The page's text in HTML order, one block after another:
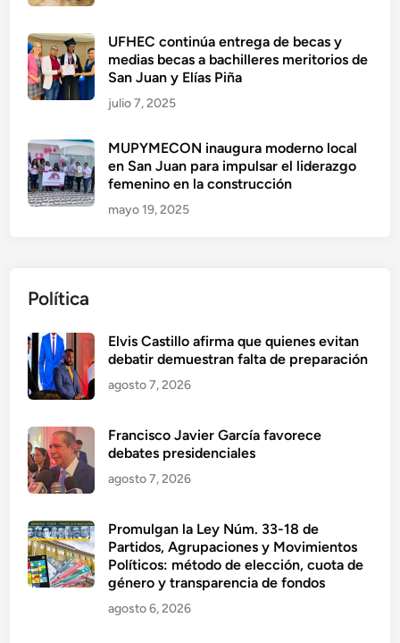
UFHEC continúa entrega de becas y
medias becas a bachilleres meritorios de
San Juan y Elías Piña
julio 7, 2025
MUPYMECON inaugura moderno local
en San Juan para impulsar el liderazgo
femenino en la construcción
mayo 19, 2025
Política
Elvis Castillo afirma que quienes evitan
debatir demuestran falta de preparación
agosto 7, 2026
Francisco Javier García favorece
debates presidenciales
agosto 7, 2026
Promulgan la Ley Núm. 33-18 de
Partidos, Agrupaciones y Movimientos
Políticos: método de elección, cuota de
género y transparencia de fondos
agosto 6, 2026